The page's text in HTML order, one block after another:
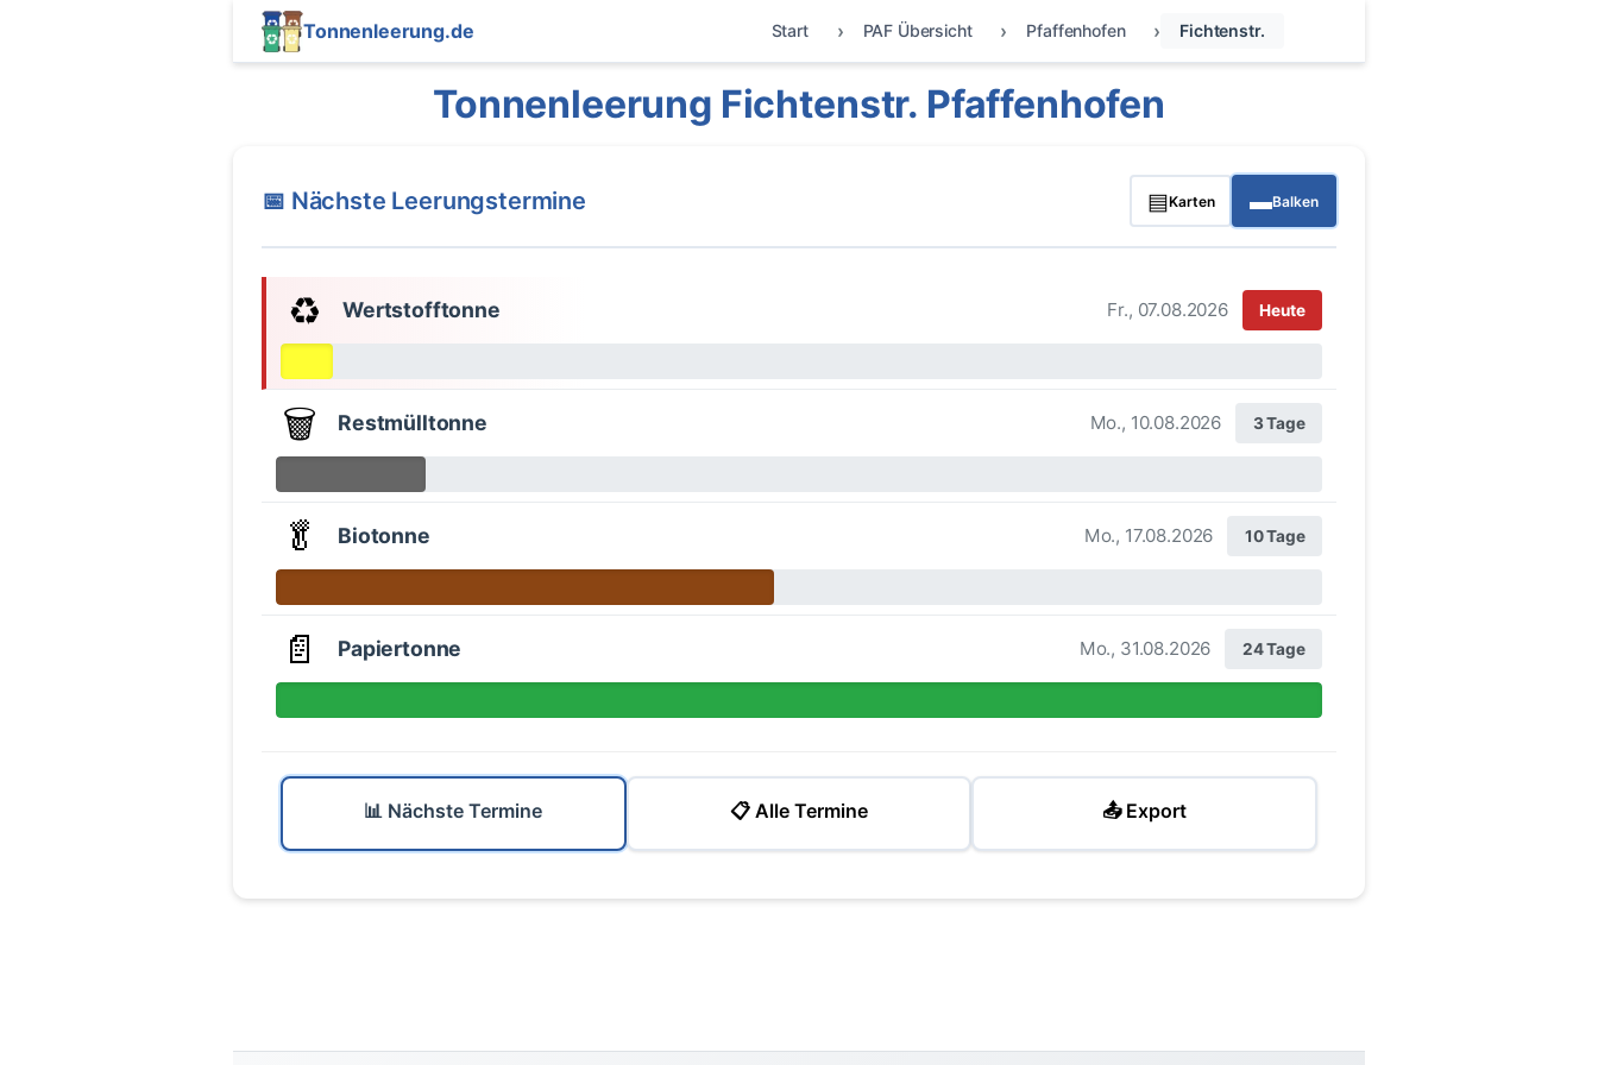
Tonnenleerung.de Start PAF Übersicht Pfaffenhofen Fichtenstr.
Tonnenleerung Fichtenstr. Pfaffenhofen
📅 Nächste Leerungstermine ▤Karten ▬Balken
♻️ Wertstofftonne Fr., 07.08.2026 Heute
🗑️ Restmülltonne Mo., 10.08.2026 3 Tage
🥬 Biotonne Mo., 17.08.2026 10 Tage
📄 Papiertonne Mo., 31.08.2026 24 Tage
📊 Nächste Termine 📋 Alle Termine 📤 Export